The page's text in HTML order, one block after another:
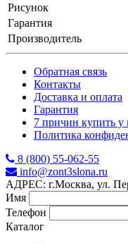
Рисунок
Гарантия
Производитель
Обратная связь
Контакты
Доставка и оплата
Гарантия
7 причин купить у
Политика
8 (800) 55-062-55
info@zont3slona.ru
АДРЕС: г.Москва, ул.
Имя
Телефон
Каталог